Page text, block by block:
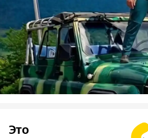
архитектурных символов
Экскурсия сочетает активный
достопримечательности и
Абхазии, которые остаются
большинства путешественников.
Это